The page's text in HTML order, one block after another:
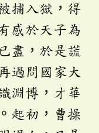
捕入獄，得
感於天子為
盡，於是謊
過問國家大
淵博，才華
起初，曹操